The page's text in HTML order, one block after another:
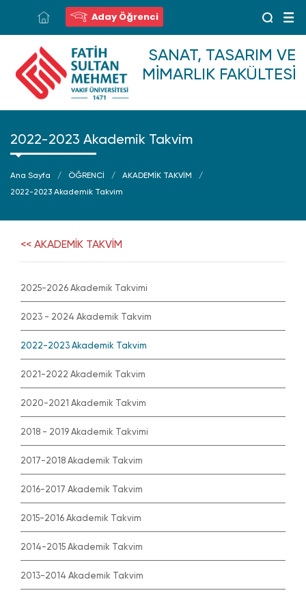
Aday Öğrenci
SANAT, TASARIM VE
MIMARLIK FAKÜLTESI
2022-2023 Akademik Takvim
Ana Sayfa ÖĞRENCİ
AKADEMİK TAKVİM
2022-2023 Akademik Takvim
<< AKADEMİK TAKVİM
2025-2026 Akademik Takvimi
2023 - 2024 Akademik Takvim
2022-2023 Akademik Takvim
2021-2022 Akademik Takvim
2020-2021 Akademik Takvim
2018 - 2019 Akademik Takvimi
2017-2018 Akademik Takvim
2016-2017 Akademik Takvim
2015-2016 Akademik Takvim
2014-2015 Akademik Takvim
2013-2014 Akademik Takvim